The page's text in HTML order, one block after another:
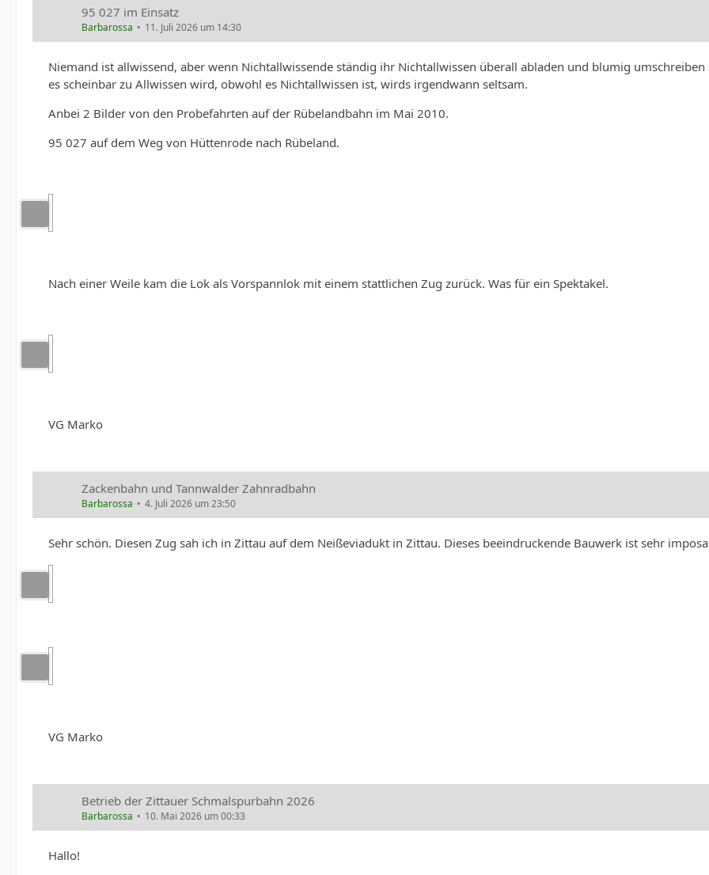
95 027 im Einsatz
Barbarossa 11. Juli 2026 um 14:30
Niemand ist allwissend, aber wenn Nichtallwissende ständig ihr Nichtallwissen überall abladen und blumig umschreiben
es scheinbar zu Allwissen wird, obwohl es Nichtallwissen ist, wirds irgendwann seltsam.
Anbei 2 Bilder von den Probefahrten auf der Rübelandbahn im Mai 2010.
95 027 auf dem Weg von Hüttenrode nach Rübeland.
Nach einer Weile kam die Lok als Vorspannlok mit einem stattlichen Zug zurück. Was für ein Spektakel.
VG Marko
Zackenbahn und Tannwalder Zahnradbahn
Barbarossa 4. Juli 2026 um 23:50
Sehr schön. Diesen Zug sah ich in Zittau auf dem Neißeviadukt in Zittau. Dieses beeindruckende Bauwerk ist sehr
VG Marko
Betrieb der Zittauer Schmalspurbahn 2026
Barbarossa 10. Mai 2026 um 00:33
Hallo!